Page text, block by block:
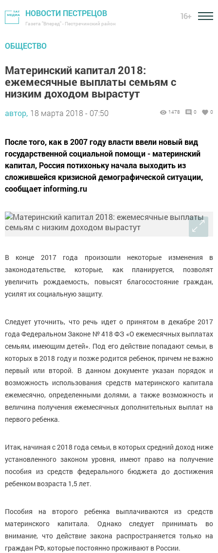
НОВОСТИ ПЕСТРЕЦОВ
Газета "Вперед" - Пестречинский район
16+
ОБЩЕСТВО
Материнский капитал 2018:
ежемесячные выплаты семьям с
низким доходом вырастут
автор, 18 марта 2018 - 07:50 1478 0 0
После того, как в 2007 году власти ввели новый вид
государственной социальной помощи - материнский
капитал, Россия потихоньку начала выходить из
сложившейся кризисной демографической ситуации,
сообщает informing.ru
В конце 2017 года произошли некоторые изменения в
законодательстве, которые, как планируется, позволят
увеличить рождаемость, повысят благосостояние граждан,
усилят их социальную защиту.
Следует уточнить, что речь идет о принятом в декабре 2017
года Федеральном Законе № 418 ФЗ «О ежемесячных выплатах
семьям, имеющим детей». Под его действие попадают семьи, в
которых в 2018 году и позже родится ребенок, причем не важно
первый или второй. В данном документе указан порядок и
возможность использования средств материнского капитала
ежемесячно, определенными долями, а также возможность и
величина получения ежемесячных дополнительных выплат на
первого ребенка.
Итак, начиная с 2018 года семьи, в которых средний доход ниже
установленного законом уровня, имеют право на получение
пособия из средств федерального бюджета до достижения
ребенком возраста 1,5 лет.
Пособия на второго ребенка выплачиваются из средств
материнского капитала. Однако следует принимать во
внимание, что действие закона распространяется только на
граждан РФ, которые постоянно проживают в России.